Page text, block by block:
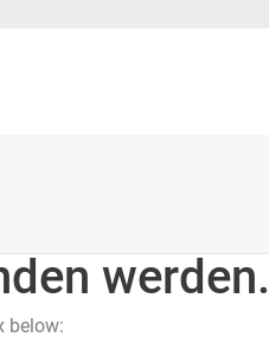
werden.
below: